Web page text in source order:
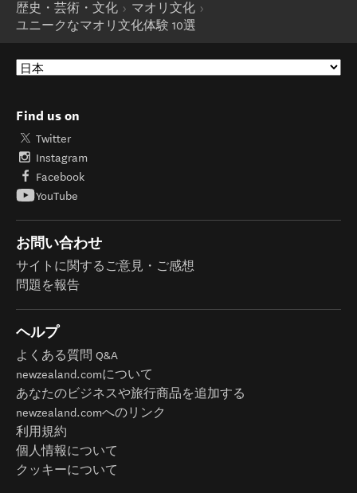
歴史・芸術・文化
マオリ文化
ユニークなマオリ文化体験 10選
Find us on
Twitter
Instagram
Facebook
YouTube
お問い合わせ
サイトに関するご意見・ご感想
問題を報告
ヘルプ
よくある質問 Q&A
newzealand.comについて
あなたのビジネスや旅行商品を追加する
newzealand.comへのリンク
利用規約
個人情報について
クッキーについて